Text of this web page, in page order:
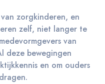
zorgkinderen, en
zelf, niet langer te
van
deze bewegingen
en om ouders